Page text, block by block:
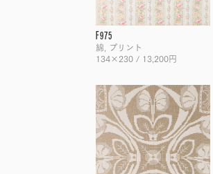
F975
綿, プリント
134×230 / 13,200円